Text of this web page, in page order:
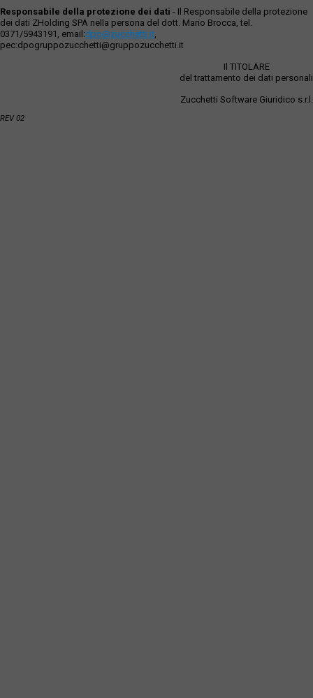
Responsabile della protezione dei dati - Il Responsabile della protezione
dei dati ZHolding SPA nella persona del dott. Mario Brocca, tel.
0371/5943191, email:dpo@zucchetti.it,
pec:dpogruppozucchetti@gruppozucchetti.it
Il TITOLARE
del trattamento dei dati personali
Zucchetti Software Giuridico s.r.l.
REV 02